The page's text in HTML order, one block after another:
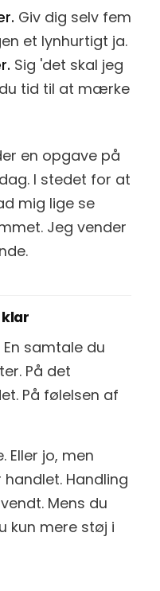
Giv dig selv fem
et lynhurtigt ja.
Sig 'det skal jeg
tid til at mærke
en opgave på
I stedet for at
mig lige se
Jeg vender
En samtale du
På det
På følelsen af
Eller jo, men
Handling
Mens du
kun mere støj i